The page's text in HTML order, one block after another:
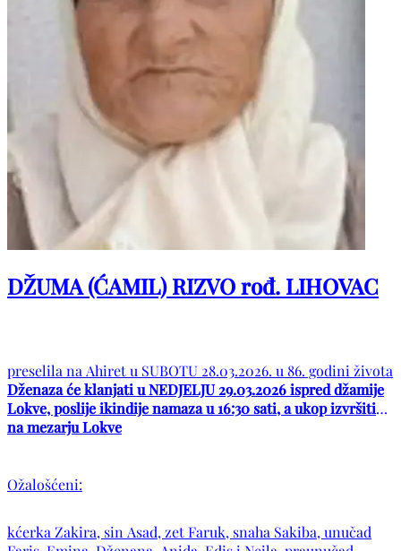
DŽUMA (ĆAMIL) RIZVO rođ. LIHOVAC
preselila na Ahiret u SUBOTU 28.03.2026. u 86. godini života
Dženaza će klanjati u NEDJELJU 29.03.2026 ispred džamije
Lokve, poslije ikindije namaza u 16:30 sati, a ukop izvršiti
na mezarju Lokve
Ožalošćeni:
kćerka Zakira, sin Asad, zet Faruk, snaha Sakiba, unučad